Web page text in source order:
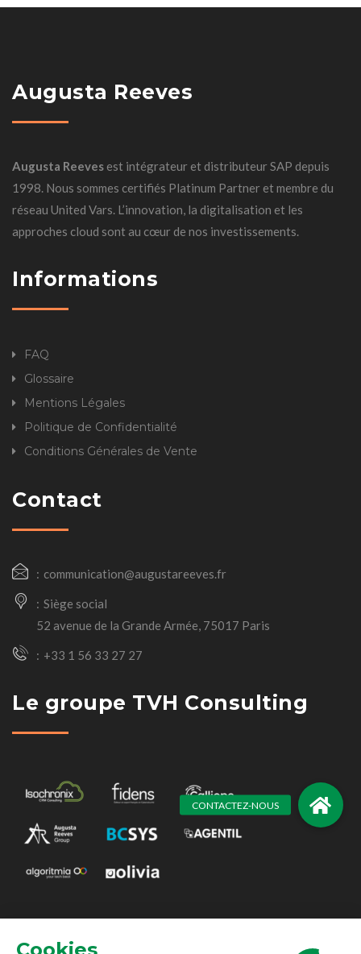
Augusta Reeves
Augusta Reeves est intégrateur et distributeur SAP depuis
1998. Nous sommes certifiés Platinum Partner et membre du
réseau United Vars. L’innovation, la digitalisation et les
approches cloud sont au cœur de nos investissements.
Informations
FAQ
Glossaire
Mentions Légales
Politique de Confidentialité
Conditions Générales de Vente
Contact
communication@augustareeves.fr
Siège social
52 avenue de la Grande Armée, 75017 Paris
+33 1 56 33 27 27
Le groupe TVH Consulting